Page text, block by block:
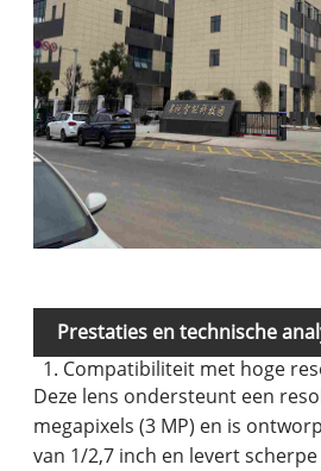
Prestaties en technische
1. Compatibiliteit met hoge
Deze lens ondersteunt een
megapixels (3 MP) en is
van 1/2,7 inch en levert